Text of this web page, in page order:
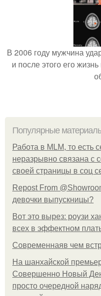
В 2006 году мужчина
и после этого его
Популярные
Работа в MLM, то есть
неразрывно связана с
своей страницы в соц
Repost From
девочки выпускницы?
Вот это вырез: роузи
всех в эффектном
Современнаяв чем
На шанхайской
Совершенно Новый
просто очередной